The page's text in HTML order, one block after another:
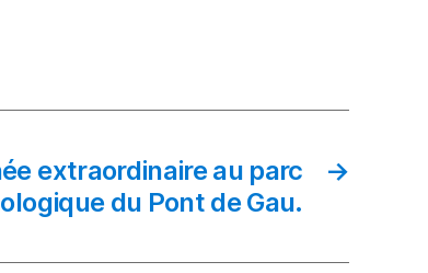
→
extraordinaire au parc
du Pont de Gau.